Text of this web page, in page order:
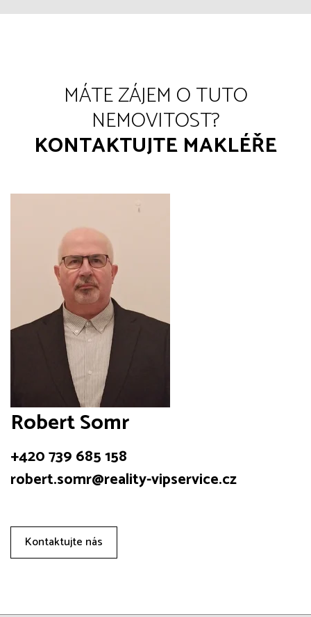
MÁTE ZÁJEM O TUTO
NEMOVITOST?
KONTAKTUJTE MAKLÉŘE
Robert Somr
+420 739 685 158
robert.somr@reality-vipservice.cz
Kontaktujte nás